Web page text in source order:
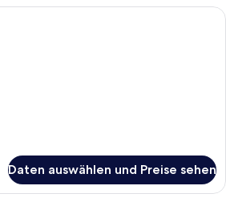
Ein Hotelzimmer mit drei Betten,
Daten auswählen und Preise sehen